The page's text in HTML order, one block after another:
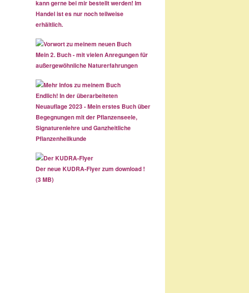
kann gerne bei mir bestellt werden! Im
Handel ist es nur noch teilweise
erhältlich.
Mein 2. Buch - mit vielen Anregungen für
außergewöhnliche Naturerfahrungen
Endlich! In der überarbeiteten
Neuauflage 2023 - Mein erstes Buch über
Begegnungen mit der Pflanzenseele,
Signaturenlehre und Ganzheitliche
Pflanzenheilkunde
Der neue KUDRA-Flyer zum download !
(3 MB)